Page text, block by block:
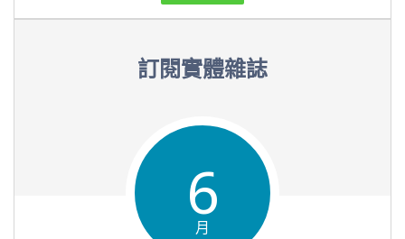
訂閱實體雜誌
6
月